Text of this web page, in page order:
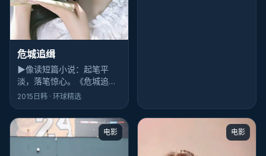
危城追缉
▶像读短篇小说：起笔平
淡，落笔惊心。《危城追
缉》的纪录片结构不炫技，
人钉在座位上。
2015 日韩 · 环球精选
电影 电影